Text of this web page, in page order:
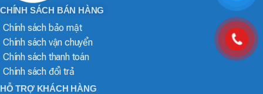
CHÍNH SÁCH BÁN HÀNG
Chính sách bảo mật
Chính sách vận chuyển
Chính sách thanh toán
Chính sách đổi trả
HỖ TRỢ KHÁCH HÀNG